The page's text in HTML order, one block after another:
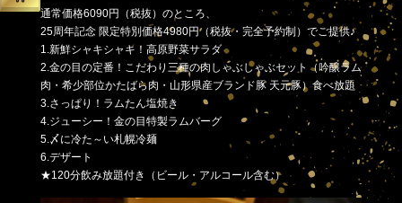
通常価格6090円（税抜）のところ、
25周年記念 限定特別価格4980円（税抜・完全予約制）でご提供♪
1.新鮮シャキシャキ！高原野菜サラダ
2.金の目の定番！こだわり三種の肉しゃぶしゃぶセット（吟醸ラム
肉・希少部位かたばら肉・山形県産ブランド豚 天元豚）食べ放題
3.さっぱり！ラムたん塩焼き
4.ジューシー！金の目特製ラムバーグ
5.〆に冷た～い札幌冷麺
6.デザート
★120分飲み放題付き（ビール・アルコール含む）